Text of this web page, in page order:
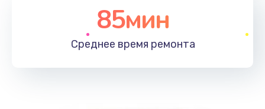
85мин
Среднее время ремонта